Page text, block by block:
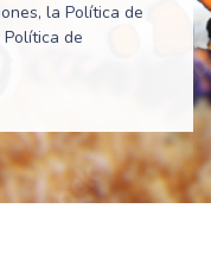
la Política de
de